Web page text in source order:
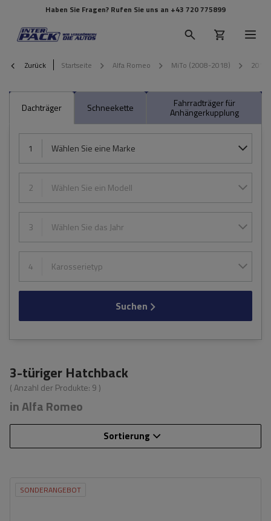
Haben Sie Fragen? Rufen Sie uns an +43 720 775899
Zurück Startseite Alfa Romeo MiTo (2008-2018) 2010
Dachträger Schneekette Fahrradträger für
Anhängerkupplung
1 Wählen Sie eine Marke
2 Wählen Sie ein Modell
3 Wählen Sie das Jahr
4 Karosserietyp
Suchen
3-türiger Hatchback
( Anzahl der Produkte: 9 )
in Alfa Romeo
Sortierung
SONDERANGEBOT